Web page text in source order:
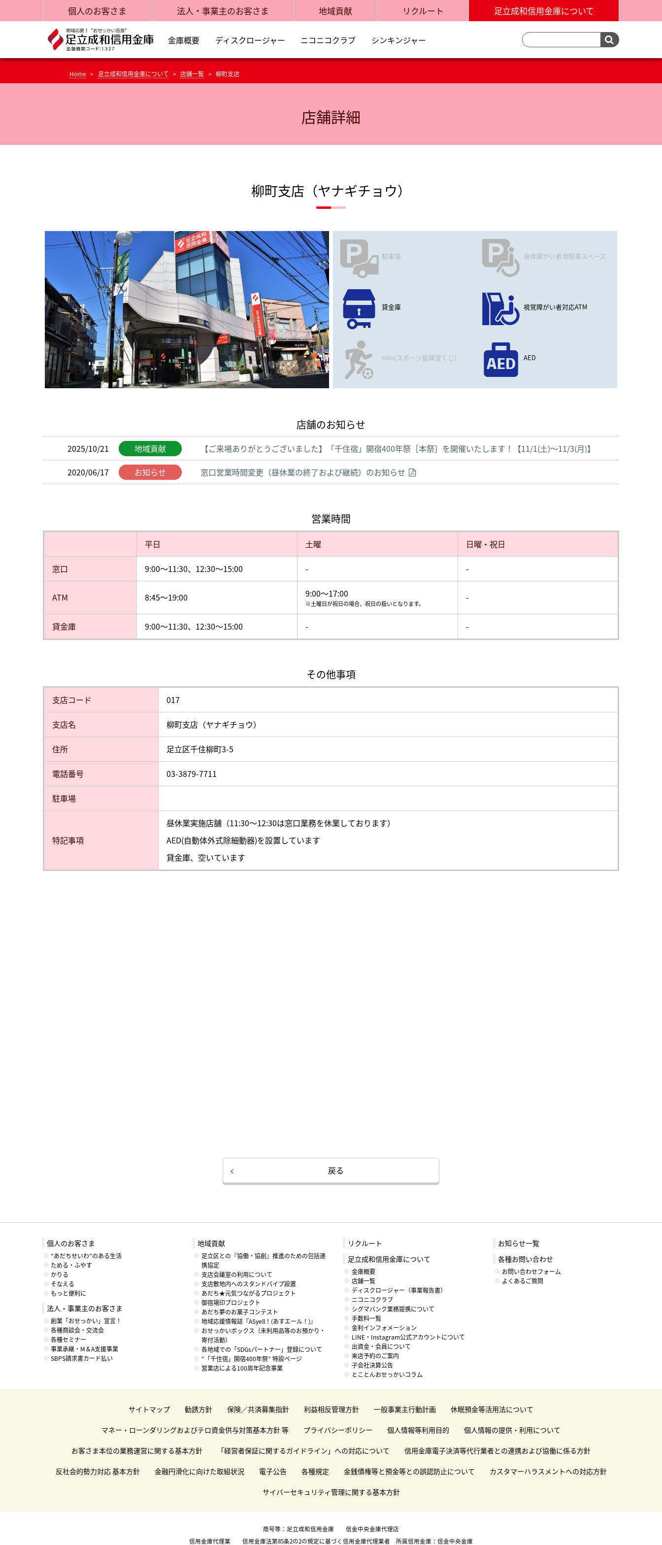
個人のお客さま 法人・事業主のお客さま 地域貢献 リクルート 足立成和信用金庫について
金庫概要 ディスクロージャー ニコニコクラブ シンキンジャー
Home 足立成和信用金庫について 店舗一覧 柳町支店
店舗詳細
柳町支店（ヤナギチョウ）
駐車場 身体障がい者用駐車スペース
貸金庫 視覚障がい者対応ATM
toto(スポーツ振興宝くじ) AED
店舗のお知らせ
2025/10/21 地域貢献 【ご来場ありがとうございました】「千住宿」開宿400年祭［本祭］を開催いたします！【11/1(土)～11/3(月)】
2020/06/17 お知らせ 窓口営業時間変更（昼休業の終了および継続）のお知らせ
営業時間
平日 土曜 日曜・祝日
窓口 9:00〜11:30、12:30〜15:00 - -
ATM 8:45～19:00 9:00～17:00
※土曜日が祝日の場合、祝日の扱いとなります。
-
貸金庫 9:00〜11:30、12:30〜15:00 - -
その他事項
⽀店コード 017
⽀店名 柳町支店（ヤナギチョウ）
住所 足立区千住柳町3-5
電話番号 03-3879-7711
駐⾞場
特記事項
昼休業実施店舗（11:30～12:30は窓口業務を休業しております）
AED(自動体外式除細動器)を設置しています
貸金庫、空いています
戻る
個人のお客さま
“あだちせいわ”のある生活
ためる・ふやす
かりる
そなえる
もっと便利に
法人・事業主のお客さま
創業「おせっかい」宣言！
各種商談会・交流会
各種セミナー
事業承継・M＆A支援事業
SBPS請求書カード払い
地域貢献
足立区との『協働・協創』推進のための包括連
携協定
支店会議室の利用について
支店敷地内へのスタンドパイプ設置
あだち★元気つながるプロジェクト
御宿場印プロジェクト
あだち夢のお菓子コンテスト
地域応援情報誌『ASyell！(あすエール！)』
おせっかいボックス（未利用品等のお預かり・
寄付活動）
各地域での「SDGsパートナー」登録について
“「千住宿」開宿400年祭” 特設ページ
営業店による100周年記念事業
リクルート
足立成和信用金庫について
金庫概要
店舗一覧
ディスクロージャー（事業報告書）
ニコニコクラブ
シグマバンク業務提携について
手数料一覧
金利インフォメーション
LINE・Instagram公式アカウントについて
出資金・会員について
来店予約のご案内
子会社決算公告
とことんおせっかいコラム
お知らせ一覧
各種お問い合わせ
お問い合わせフォーム
よくあるご質問
サイトマップ 勧誘方針 保険／共済募集指針 利益相反管理方針 一般事業主行動計画 休眠預金等活用法について
マネー・ローンダリングおよびテロ資金供与対策基本方針 等 プライバシーポリシー 個人情報等利用目的 個人情報の提供・利用について
お客さま本位の業務運営に関する基本方針 「経営者保証に関するガイドライン」への対応について 信用金庫電子決済等代行業者との連携および協働に係る方針
反社会的勢力対応 基本方針 金融円滑化に向けた取組状況 電子公告 各種規定 金銭債権等と預金等との誤認防止について カスタマーハラスメントへの対応方針
サイバーセキュリティ管理に関する基本方針
商号等：足立成和信用金庫 信金中央金庫代理店
信用金庫代理業 信用金庫法第85条2の2の規定に基づく信用金庫代理業者 所属信用金庫：信金中央金庫